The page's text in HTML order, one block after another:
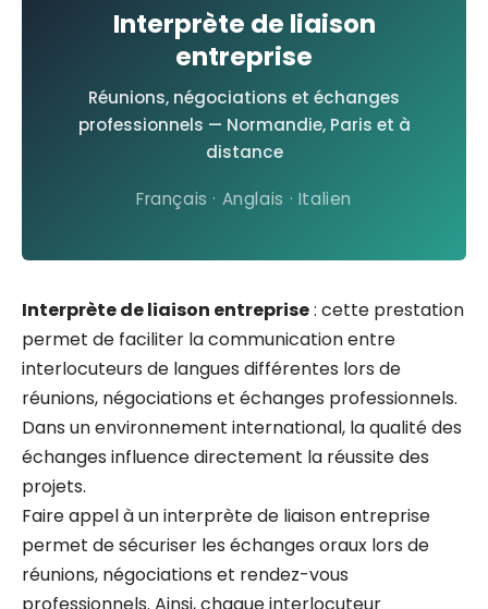
Interprète de liaison
entreprise
Réunions, négociations et échanges
professionnels — Normandie, Paris et à
distance
Français · Anglais · Italien
Interprète de liaison entreprise: cette prestation
permet de faciliter la communication entre
interlocuteurs de langues différentes lors de
réunions, négociations et échanges professionnels.
Dans un environnement international, la qualité des
échanges influence directement la réussite des
projets.
Faire appel à un interprète de liaison entreprise
permet de sécuriser les échanges oraux lors de
réunions, négociations et rendez-vous
professionnels. Ainsi, chaque interlocuteur